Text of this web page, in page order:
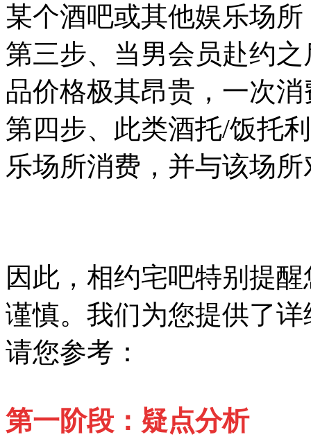
某个酒吧或其他娱乐场
第三步、当男会员赴约
品价格极其昂贵，一次
第四步、此类酒托/饭托
乐场所消费，并与该场
因此，相约宅吧特别提
谨慎。我们为您提供了
请您参考：
第一阶段：疑点分析